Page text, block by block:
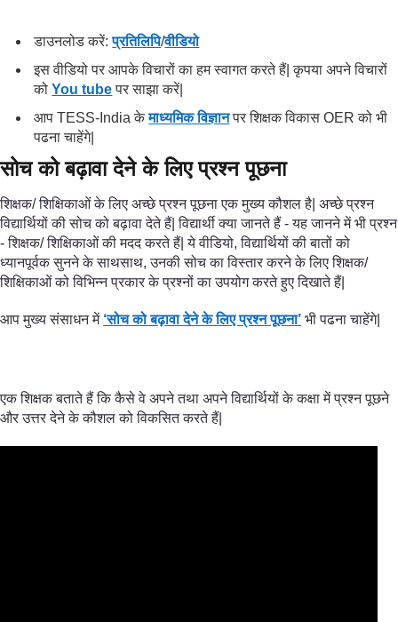
डाउनलोड करें:प्रतिलिपि/वीडियो
इस वीडियो पर आपके विचारों का हम स्वागत करते हैं| कृपया अपने विचारों
कोYou tubeपर साझा करें|
आप TESS-India केमाध्यमिक विज्ञानपर शिक्षक विकास OER को भी
पढना चाहेंगे|
सोच को बढ़ावा देने के लिए प्रश्न पूछना
शिक्षक/ शिक्षिकाओं के लिए अच्छे प्रश्न पूछना एक मुख्य कौशल है| अच्छे प्रश्न
विद्यार्थियों की सोच को बढ़ावा देते हैं| विद्यार्थी क्या जानते हैं - यह जानने में भी प्रश्न
- शिक्षक/ शिक्षिकाओं की मदद करते हैं| ये वीडियो, विद्यार्थियों की बातों को
ध्यानपूर्वक सुनने के साथसाथ, उनकी सोच का विस्तार करने के लिए शिक्षक/
शिक्षिकाओं को विभिन्न प्रकार के प्रश्नों का उपयोग करते हुए दिखाते हैं|
आप मुख्य संसाधन में ‘सोच को बढ़ावा देने के लिए प्रश्न पूछना’ भी पढना चाहेंगे|
एक शिक्षक बताते हैं कि कैसे वे अपने तथा अपने विद्यार्थियों के कक्षा में प्रश्न पूछने
और उत्तर देने के कौशल को विकसित करते हैं|